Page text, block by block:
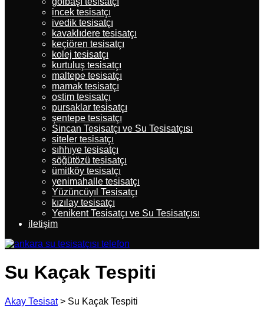
incek tesisatçı
ivedik tesisatçı
kavaklıdere tesisatçı
keçiören tesisatçı
kolej tesisatçı
kurtuluş tesisatçı
maltepe tesisatçı
mamak tesisatçı
ostim tesisatçı
pursaklar tesisatçı
şentepe tesisatçı
Sincan Tesisatçı ve Su Tesisatçısı
siteler tesisatçı
sıhhıye tesisatçı
söğütözü tesisatçı
ümitköy tesisatçı
yenimahalle tesisatçı
Yüzüncüyıl Tesisatçı
kızılay tesisatçı
Yenikent Tesisatçı ve Su Tesisatçısı
iletişim
Su Kaçak Tespiti
Akay Tesisat> Su Kaçak Tespiti